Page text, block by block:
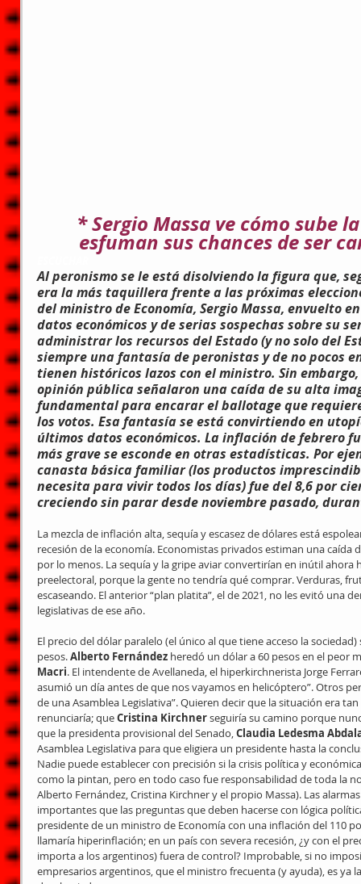
* Sergio Massa ve cómo sube
esfuman sus chances de ser
Al peronismo se le está disolviendo la figura que,
era la más taquillera frente a las próximas
del ministro de Economía, Sergio Massa, envuelto
datos económicos y de serias sospechas sobre su
administrar los recursos del Estado (y no solo del
siempre una fantasía de peronistas y de no pocos
tienen históricos lazos con el ministro. Sin
opinión pública señalaron una caída de su alta
fundamental para encarar el ballotage que
los votos. Esa fantasía se está convirtiendo en
últimos datos económicos. La inflación de febrero
más grave se esconde en otras estadísticas. Por
canasta básica familiar (los productos
necesita para vivir todos los días) fue del 8,6 por
creciendo sin parar desde noviembre pasado,
La mezcla de inflación alta, sequía y escasez de dólares está
recesión de la economía. Economistas privados estiman una caída
por lo menos. La sequía y la gripe aviar convertirían en inútil ahora
preelectoral, porque la gente no tendría qué comprar. Verduras,
escaseando. El anterior “plan platita”, el de 2021, no les evitó una
legislativas de ese año.
El precio del dólar paralelo (el único al que tiene acceso la
pesos. Alberto Fernández heredó un dólar a 60 pesos en el peor
Macri. El intendente de Avellaneda, el hiperkirchnerista Jorge
asumió un día antes de que nos vayamos en helicóptero”. Otros
de una Asamblea Legislativa”. Quieren decir que la situación era
renunciaría; que Cristina Kirchner seguiría su camino porque
que la presidenta provisional del Senado, Claudia Ledesma
Asamblea Legislativa para que eligiera un presidente hasta la
Nadie puede establecer con precisión si la crisis política y
como la pintan, pero en todo caso fue responsabilidad de toda la
Alberto Fernández, Cristina Kirchner y el propio Massa). Las
importantes que las preguntas que deben hacerse con lógica
presidente de un ministro de Economía con una inflación del 110
llamaría hiperinflación; en un país con severa recesión, ¿y con el
importa a los argentinos) fuera de control? Improbable, si no
empresarios argentinos, que el ministro frecuenta (y ayuda), es ya